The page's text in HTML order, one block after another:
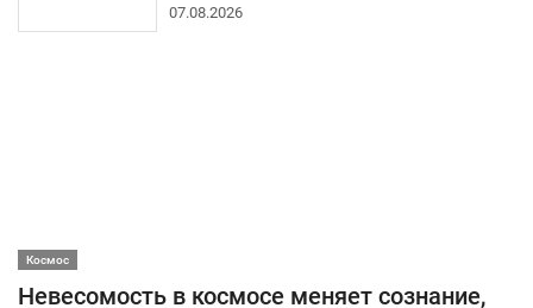
07.08.2026
Космос
Невесомость в космосе меняет сознание,